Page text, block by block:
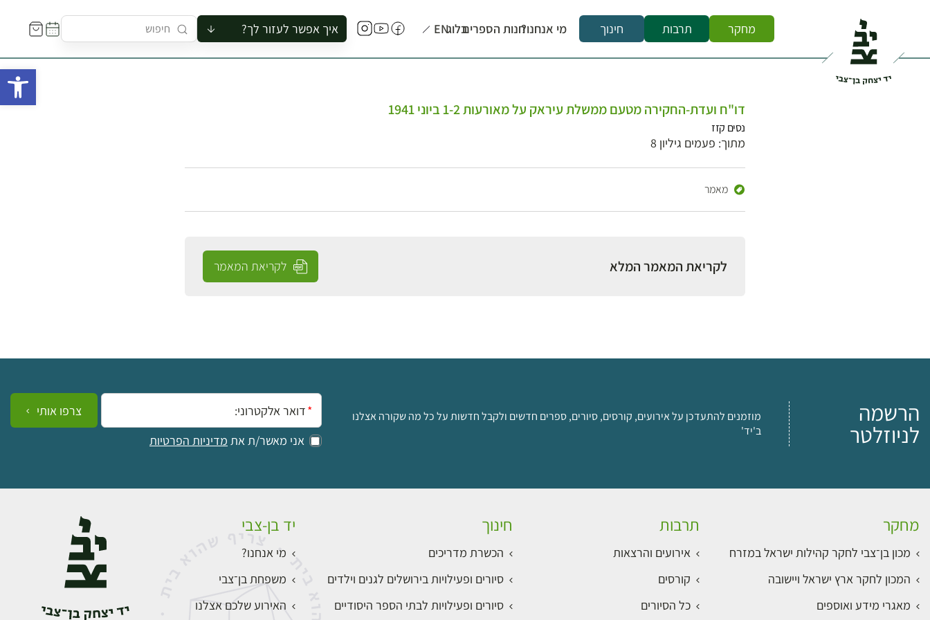
מחקר תרבות חינוך מי אנחנו?חנות הספריםבלוגEN איך אפשר לעזור לך?
להזמין סיור לקבוצה
דו"ח ועדת-החקירה מטעם ממשלת עיראק על מאורעות 1-2 ביוני 1941
נסים קזז
מתוך: פעמים גיליון 8
מאמר
לקריאת המאמר המלא לקריאת המאמר
הרשמה
לניוזלטר
מוזמנים להתעדכן על אירועים, קורסים, סיורים, ספרים חדשים ולקבל חדשות על כל מה שקורה אצלנו
ב'יד'
אימייל:
אני מאשר/ת את מדיניות הפרטיות
צרפו אותי
מחקר
מכון בן־צבי לחקר קהילות ישראל במזרח
המכון לחקר ארץ ישראל ויישובה
מאגרי מידע ואוספים
תרבות
אירועים והרצאות
קורסים
כל הסיורים
חינוך
הכשרת מדריכים
סיורים ופעילויות בירושלים לגנים וילדים
סיורים ופעילויות לבתי הספר היסודיים
יד בן-צבי
מי אנחנו?
משפחת בן־צבי
האירוע שלכם אצלנו